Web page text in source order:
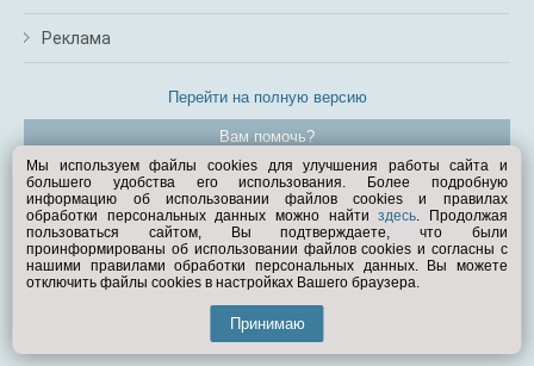
Реклама
Перейти на полную версию
Вам помочь?
© Exist.ru 1998—2026
Мы используем файлы cookies для улучшения работы сайта и
большего удобства его использования. Более подробную
информацию об использовании файлов cookies и правилах
обработки персональных данных можно найтиздесь. Продолжая
пользоваться сайтом, Вы подтверждаете, что были
проинформированы об использовании файлов cookies и согласны с
нашими правилами обработки персональных данных. Вы можете
отключить файлы cookies в настройках Вашего браузера.
Принимаю